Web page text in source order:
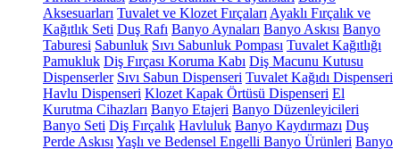
Aksesuarları Tuvalet ve Klozet Fırçaları Ayaklı Fırçalık ve
Kağıtlık Seti Duş Rafı Banyo Aynaları Banyo Askısı Banyo
Taburesi Sabunluk Sıvı Sabunluk Pompası Tuvalet Kağıtlığı
Pamukluk Diş Fırçası Koruma Kabı Diş Macunu Kutusu
Dispenserler Sıvı Sabun Dispenseri Tuvalet Kağıdı Dispenseri
Havlu Dispenseri Klozet Kapak Örtüsü Dispenseri El
Kurutma Cihazları Banyo Etajeri Banyo Düzenleyicileri
Banyo Seti Diş Fırçalık Havluluk Banyo Kaydırmazı Duş
Perde Askısı Yaşlı ve Bedensel Engelli Banyo Ürünleri Banyo